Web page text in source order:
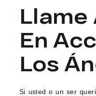
Llame
En
Los
Si usted o un ser